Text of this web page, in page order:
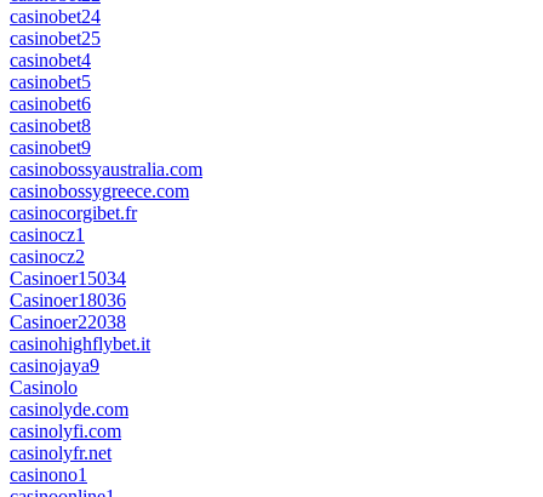
casinobet24
casinobet25
casinobet4
casinobet5
casinobet6
casinobet8
casinobet9
casinobossyaustralia.com
casinobossygreece.com
casinocorgibet.fr
casinocz1
casinocz2
Casinoer15034
Casinoer18036
Casinoer22038
casinohighflybet.it
casinojaya9
Casinolo
casinolyde.com
casinolyfi.com
casinolyfr.net
casinono1